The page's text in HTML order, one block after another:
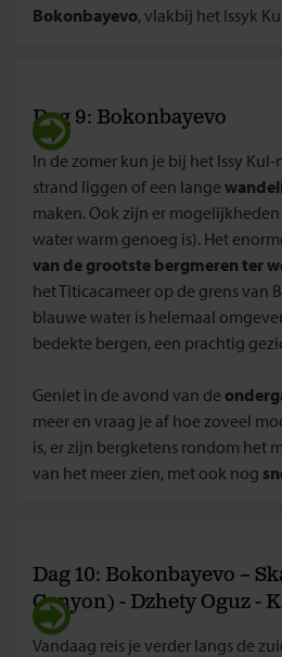
Bokonbayevo, vlakbij het Issyk
Dag 9: Bokonbayevo
In de zomer kun je bij het Issy
strand liggen of een lange
maken. Ook zijn er
water warm genoeg is). Het
van de grootste bergmeren ter
het Titicacameer op de grens van
blauwe water is helemaal
bedekte bergen, een prachtig
Geniet in de avond van de
meer en vraag je af hoe zoveel
is, er zijn bergketens rondom het
van het meer zien, met ook nog
Dag 10: Bokonbayevo –
Canyon) - Dzhety Oguz -
Vandaag reis je verder langs de